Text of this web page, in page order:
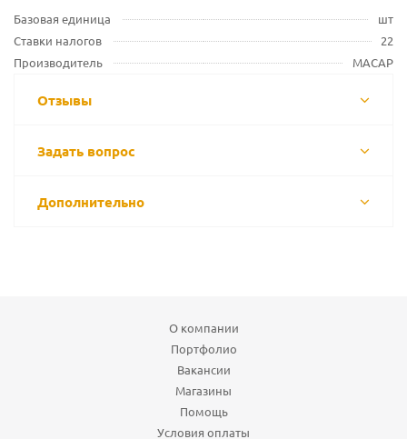
Базовая единица
шт
Ставки налогов
22
Производитель
MACAP
Отзывы
Задать вопрос
Дополнительно
О компании
Портфолио
Вакансии
Магазины
Помощь
Условия оплаты